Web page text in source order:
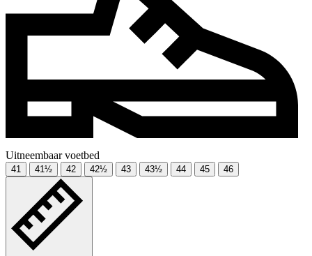
Uitneembaar voetbed
41 41½ 42 42½ 43 43½ 44 45 46